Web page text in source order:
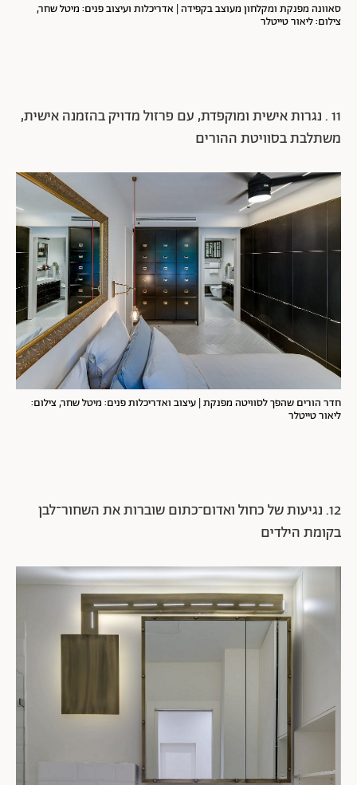
סאוונה מפנקת ומקלחון מעוצב בקפידה | אדריכלות ועיצוב פנים: מיטל שחר,
צילום: ליאור טייטלר
11 . נגרות אישית ומוקפדת, עם פרזול מדויק בהזמנה אישית,
משתלבת בסוויטת ההורים
חדר הורים שהפך לסוויטה מפנקת | עיצוב ואדריכלות פנים: מיטל שחר, צילום:
ליאור טייטלר
12. נגיעות של כחול ואדום־כתום שוברות את השחור־לבן
בקומת הילדים